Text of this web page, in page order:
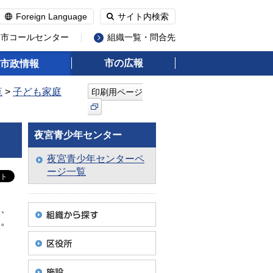
Foreign Language サイト内検索
コールセンター 組織一覧・問合先
市政情報 市の広報
> 子ども家庭 印刷用ページ
夜宮青少年センター
夜宮青少年センターペ
ージ一覧